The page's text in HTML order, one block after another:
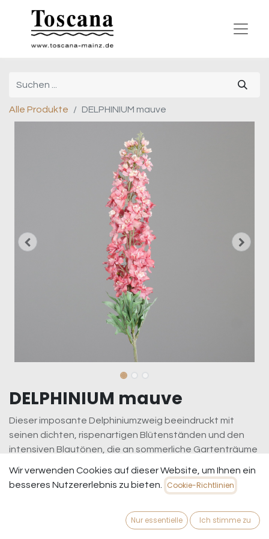
Alle Produkte DELPHINIUM mauve
DELPHINIUM mauve
Dieser imposante Delphiniumzweig beeindruckt mit
seinen dichten, rispenartigen Blütenständen und den
intensiven Blautönen, die an sommerliche Gartenträume
Blüten eine fast echte Anmutung, während der kräftige
Stiel für Stabilität sorgt. Ob in einer hohen Vase als
– dieser künstliche Delphiniumzweig bringt frischen
Wir verwenden Cookies auf dieser Website, um Ihnen ein
besseres Nutzererlebnis zu bieten.
Cookie-Richtlinien
Nur essentielle Ich stimme zu